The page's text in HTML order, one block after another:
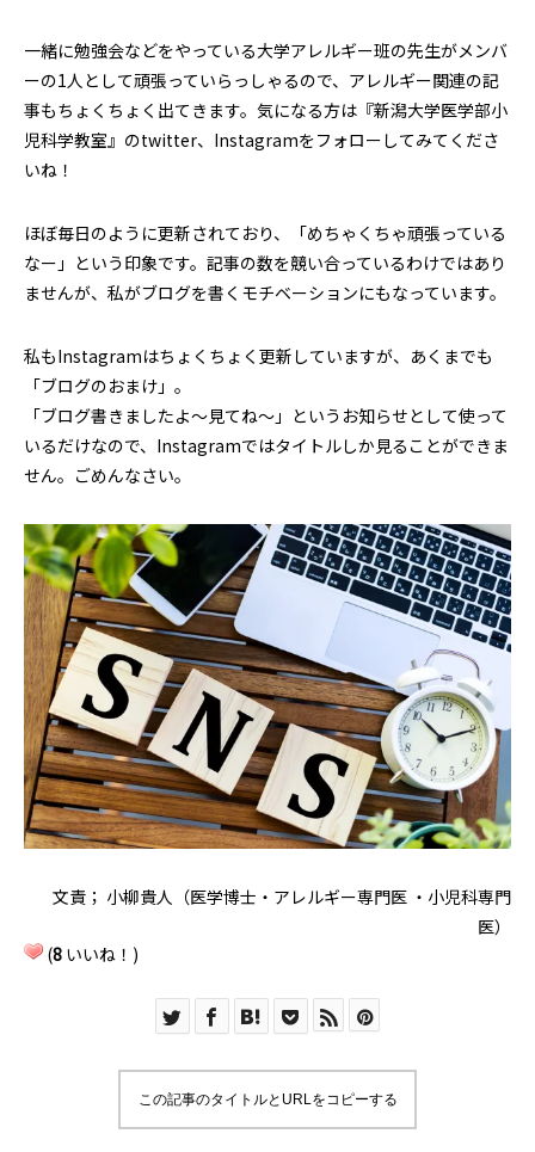
一緒に勉強会などをやっている大学アレルギー班の先生がメンバ
ーの1人として頑張っていらっしゃるので、アレルギー関連の記
事もちょくちょく出てきます。気になる方は『新潟大学医学部小
児科学教室』のtwitter、Instagramをフォローしてみてくださ
いね！
ほぼ毎日のように更新されており、「めちゃくちゃ頑張っている
なー」という印象です。記事の数を競い合っているわけではあり
ませんが、私がブログを書くモチベーションにもなっています。
私もInstagramはちょくちょく更新していますが、あくまでも
「ブログのおまけ」。
「ブログ書きましたよ〜見てね〜」というお知らせとして使って
いるだけなので、Instagramではタイトルしか見ることができま
せん。ごめんなさい。
文責； 小柳貴人（医学博士・アレルギー専門医 ・小児科専門
医）
(8 いいね！)
この記事のタイトルとURLをコピーする